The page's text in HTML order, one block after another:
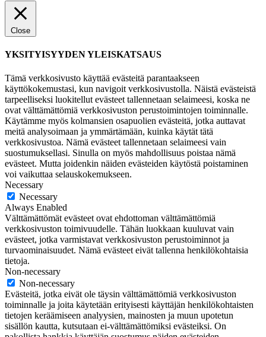
Close
YKSITYISYYDEN YLEISKATSAUS
Tämä verkkosivusto käyttää evästeitä parantaakseen
käyttökokemustasi, kun navigoit verkkosivustolla. Näistä evästeistä
tarpeelliseksi luokitellut evästeet tallennetaan selaimeesi, koska ne
ovat välttämättömiä verkkosivuston perustoimintojen toiminnalle.
Käytämme myös kolmansien osapuolien evästeitä, jotka auttavat
meitä analysoimaan ja ymmärtämään, kuinka käytät tätä
verkkosivustoa. Nämä evästeet tallennetaan selaimeesi vain
suostumuksellasi. Sinulla on myös mahdollisuus poistaa nämä
evästeet. Mutta joidenkin näiden evästeiden käytöstä poistaminen
voi vaikuttaa selauskokemukseen.
Necessary
Necessary
Always Enabled
Välttämättömät evästeet ovat ehdottoman välttämättömiä
verkkosivuston toimivuudelle. Tähän luokkaan kuuluvat vain
evästeet, jotka varmistavat verkkosivuston perustoiminnot ja
turvaominaisuudet. Nämä evästeet eivät tallenna henkilökohtaisia
tietoja.
Non-necessary
Non-necessary
Evästeitä, jotka eivät ole täysin välttämättömiä verkkosivuston
toiminnalle ja joita käytetään erityisesti käyttäjän henkilökohtaisten
tietojen keräämiseen analyysien, mainosten ja muun upotetun
sisällön kautta, kutsutaan ei-välttämättömiksi evästeiksi. On